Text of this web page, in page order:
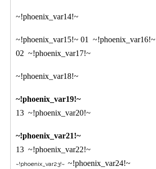
~!phoenix_var14!~
~!phoenix_var15!~ 01
~!phoenix_var16!~
02 ~!phoenix_var17!~
~!phoenix_var18!~
~!phoenix_var19!~
13 ~!phoenix_var20!~
~!phoenix_var21!~
13 ~!phoenix_var22!~
~!phoenix_var23!~ ~!phoenix_var24!~